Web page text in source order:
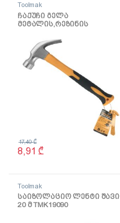
Toolmak
ჩაქუჩი გელა
მეტალის,რეზინის
8,91 ₾
17,40₾
Toolmak
საიზოლაციო ლენტი შავი
20 მ TMK19090